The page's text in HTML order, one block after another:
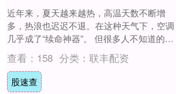
近年来，夏天越来越热，高温天数不断增
多，热浪也迟迟不退。在这种天气下，空调
几乎成了“续命神器”。 但很多人不知道的
是，忽冷忽热的环境，本身就是一种健康隐
患。长时....
查看： 158 分类： 联丰配资
股速查